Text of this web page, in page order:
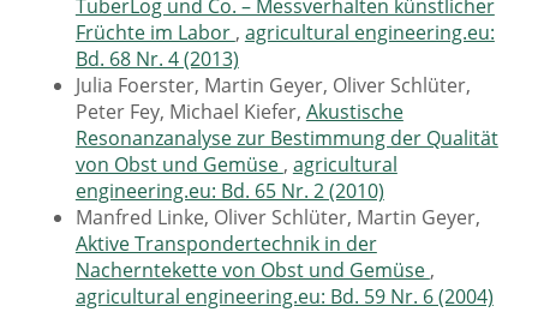
TuberLog und Co. – Messverhalten künstlicher
Früchte im Labor, agricultural engineering.eu:
Bd. 68 Nr. 4 (2013)
Julia Foerster, Martin Geyer, Oliver Schlüter,
Peter Fey, Michael Kiefer, Akustische
Resonanzanalyse zur Bestimmung der Qualität
von Obst und Gemüse, agricultural
engineering.eu: Bd. 65 Nr. 2 (2010)
Manfred Linke, Oliver Schlüter, Martin Geyer,
Aktive Transpondertechnik in der
Nacherntekette von Obst und Gemüse,
agricultural engineering.eu: Bd. 59 Nr. 6 (2004)